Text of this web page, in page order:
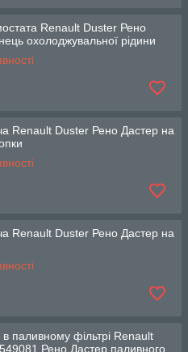
Renault Duster Рено
охолоджувальної рідини
Renault Duster Рено Дастер на
Renault Duster Рено Дастер на
в паливному фільтрі Renault
Рено Дастер паливного